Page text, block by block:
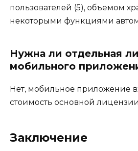
пользователей (5), объемом
некоторыми функциями
Нужна ли отдельная
мобильного
Нет, мобильное приложение
стоимость основной
Заключение